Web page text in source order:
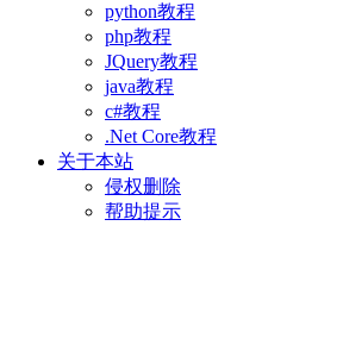
python教程
php教程
JQuery教程
java教程
c#教程
.Net Core教程
关于本站
侵权删除
帮助提示